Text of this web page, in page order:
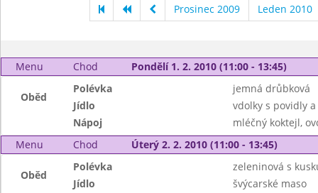
Prosinec 2009 Leden 2010
Menu Chod Pondělí 1. 2. 2010 (11:00 - 13:45)
Oběd
Polévka
jemná drůbková
Jídlo
vdolky s povidly
Nápoj
mléčný koktejl,
Menu
Chod Úterý 2. 2. 2010 (11:00 - 13:45)
Oběd
Polévka
zeleninová s
Jídlo
švýcarské maso